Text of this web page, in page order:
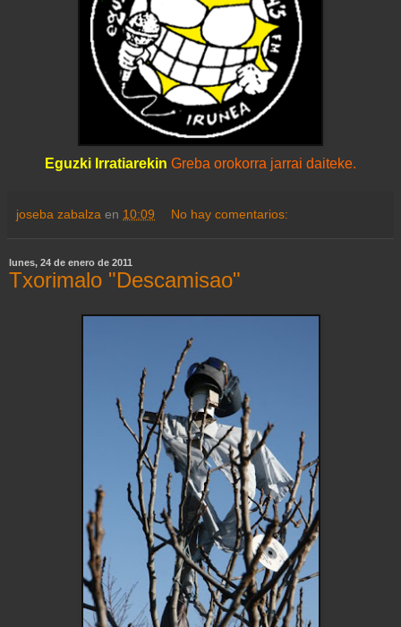
Eguzki Irratiarekin Greba orokorra jarrai daiteke.
joseba zabalza en 10:09 No hay comentarios:
lunes, 24 de enero de 2011
Txorimalo "Descamisao"